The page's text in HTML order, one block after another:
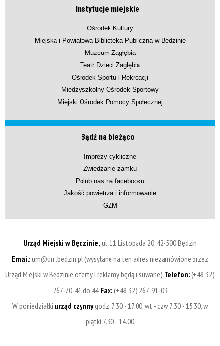
Instytucje miejskie
Ośrodek Kultury
Miejska i Powiatowa Biblioteka Publiczna w Będzinie
Muzeum Zagłębia
Teatr Dzieci Zagłębia
Ośrodek Sportu i Rekreacji
Międzyszkolny Ośrodek Sportowy
Miejski Ośrodek Pomocy Społecznej
Bądź na bieżąco
Imprezy cykliczne
Zwiedzanie zamku
Polub nas na facebooku
Jakość powietrza i informowanie
GZM
Urząd Miejski w Będzinie, ul. 11 Listopada 20, 42-500 Będzin
Email:um@um.bedzin.pl (wysyłane na ten adres niezamówione przez
Urząd Miejski w Będzinie oferty i reklamy będą usuwane) Telefon:(+48 32)
267-70-41 do 44Fax:(+48 32) 267-91-09
W poniedziałki urząd czynnygodz. 7.30 - 17.00, wt - czw 7.30 - 15.30, w
piątki 7.30 - 14.00